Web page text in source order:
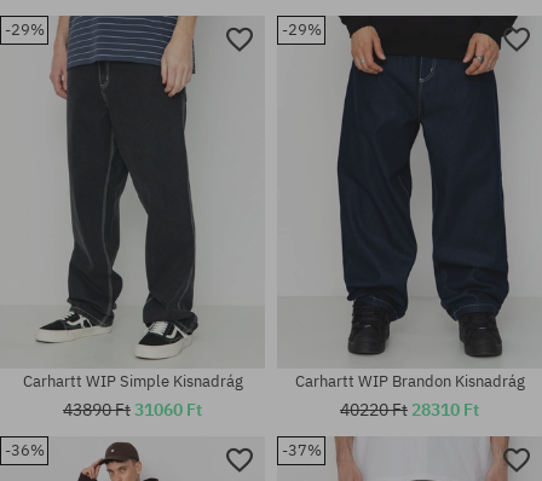
Elérhető méretek:
S; M; L; XL
Elérhető méretek:
-29%
Carhartt WIP Simple Kisnadrág
43890 Ft31060 Ft
-29%
Carhartt WIP Brandon Kisnadrág
40220 Ft 28310 Ft
-36% -37%